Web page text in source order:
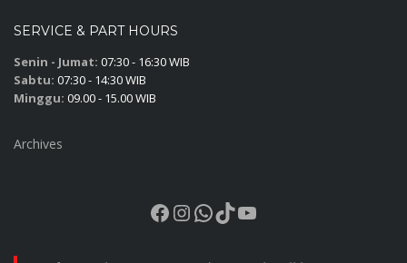
SERVICE & PART HOURS
Senin - Jumat: 07:30 - 16:30 WIB
Sabtu: 07:30 - 14:30 WIB
Minggu: 09.00 - 15.00 WIB
Archives
Facebook
Instagram
WhatsApp
TikTok
YouTube